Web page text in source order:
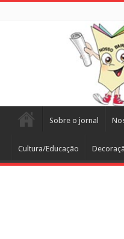
Sobre o jornal
Cultura/Educação